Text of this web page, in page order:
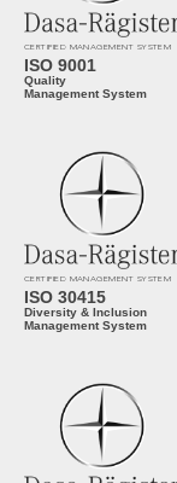
CERTIFIED MANAGEMENT SYSTEM
ISO 9001
Quality
Management System
CERTIFIED MANAGEMENT SYSTEM
ISO 30415
Diversity & Inclusion
Management System